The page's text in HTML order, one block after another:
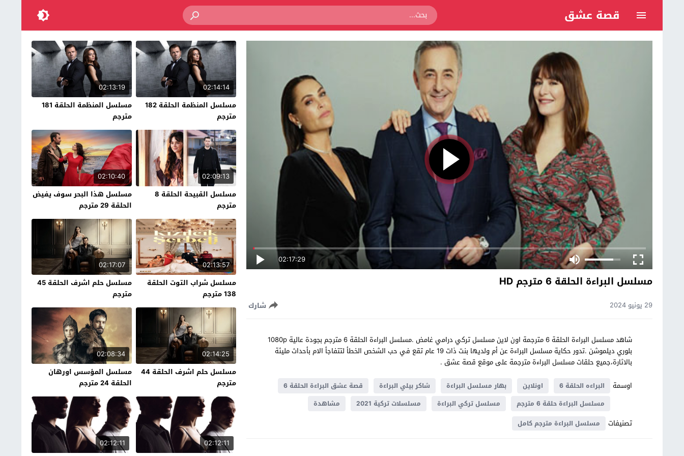
قصة عشق
02:17:29
مسلسل البراءة الحلقة 6 مترجم HD
29 يونيو 2024 شارك
شاهد مسلسل البراءة الحلقة 6 مترجمة اون لاين مسلسل تركي درامي غامض .مسلسل البراءة الحلقة 6 مترجم بجودة عالية 1080p
بلوري ديلموشن .تدور حكاية مسلسل البراءة عن أم ولديها بنت ذات 19 عام تقع في حب الشخص الخطأ لتتفاجأ الام بأحداث مليئة
بالاثارة،جميع حلقات مسلسل البراءة مترجمة على موقع قصة عشق .
اوسمة
البراءه الحلقة 6 اونلاين بهار مسلسل البراءة شاكر بيلي البراءة
قصة عشق البراءة الحلقة 6
مسلسل البراءة حلقة 6 مترجم
مسلسل تركي البراءة مسلسلات تركية 2021 مشاهدة
تصنيفات مسلسل البراءة مترجم كامل
02:14:14
مسلسل المنظمة الحلقة 182
مترجم
02:13:19
مسلسل المنظمة الحلقة 181
مترجم
02:09:13
مسلسل القبيحة الحلقة 8
مترجم
02:10:40
مسلسل هذا البحر سوف يفيض
الحلقة 29 مترجم
02:13:57
مسلسل شراب التوت الحلقة
138 مترجم
02:17:07
مسلسل حلم اشرف الحلقة 45
مترجم
02:14:25
مسلسل حلم اشرف الحلقة 44
مترجم
02:08:34
مسلسل المؤسس اورهان
الحلقة 24 مترجم
02:12:11
02:12:11